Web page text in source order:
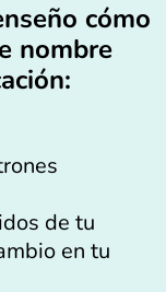
cómo
nombre
de tu
en tu